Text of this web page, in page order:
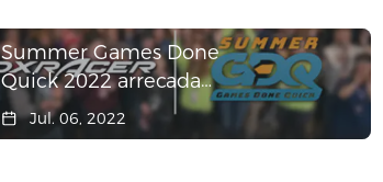
Summer Games Done
Quick 2022 arrecada
US$ 3 milhões para
caridade
Jul. 06, 2022